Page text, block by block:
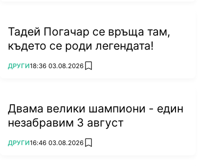
Тадей Погачар се връща там,
където се роди легендата!
ПОВЕЧЕ ОТ
ДРУГИ18:36 03.08.2026 add favorites
Двама велики шампиони - един
незабравим 3 август
ПОВЕЧЕ ОТ
ДРУГИ16:46 03.08.2026 add favorites